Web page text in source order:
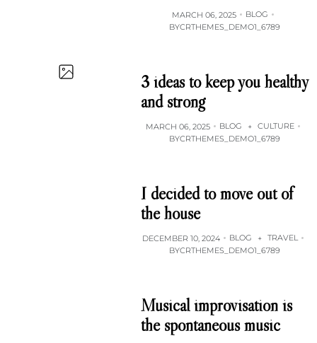
MARCH 06, 2025
BLOG
BYCRTHEMES_DEMO1_6789
3 ideas to keep you healthy
and strong
MARCH 06, 2025 BLOG + CULTURE
BYCRTHEMES_DEMO1_6789
I decided to move out of
the house
DECEMBER 10, 2024 BLOG + TRAVEL
BYCRTHEMES_DEMO1_6789
Musical improvisation is
the spontaneous music